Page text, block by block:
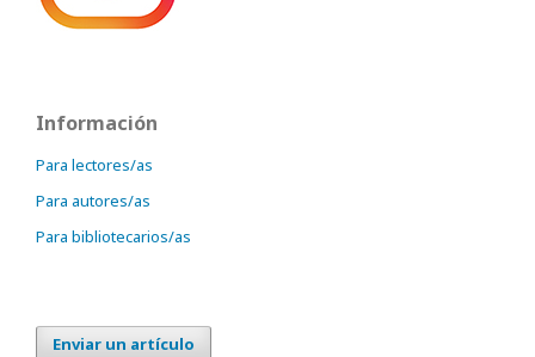
Información
Para lectores/as
Para autores/as
Para bibliotecarios/as
Enviar un artículo